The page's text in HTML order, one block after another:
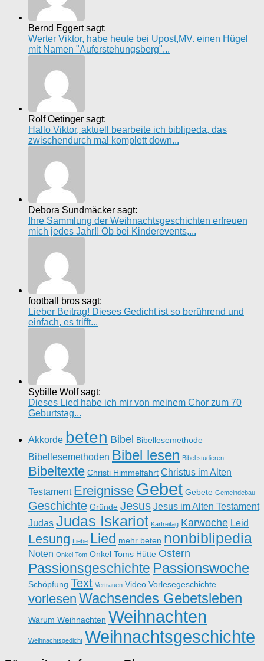
Bernd Eggert sagt:
Werter Viktor, habe heute bei Upost,MV. einen Hügel
mit Namen "Auferstehungsberg"...
Rolf Oetinger sagt:
Hallo Viktor, aktuell bearbeite ich biblipeda, das
zwischendurch mal komplett down...
Debora Sundmäcker sagt:
Ihre Sammlung der Weihnachtsgeschichten erfreuen
mich jedes Jahr!! Ob bei Kinderevents,...
football bros sagt:
Lieber Beitrag! Dieses Gedicht ist so berührend und
einfach, es trifft...
Sybille Wolf sagt:
Dieses Lied habe ich mir von meinem Chor zum 70
Geburtstag...
Akkorde beten Bibel Bibellesemethode
Bibellesemethoden Bibel lesen Bibel studieren
Bibeltexte Christi Himmelfahrt Christus im Alten
Testament Ereignisse Gebet Gebete Gemeindebau
Geschichte Gründe Jesus Jesus im Alten Testament
Judas Judas Iskariot Karfreitag Karwoche Leid
Lesung Liebe Lied mehr beten nonbiblipedia
Noten Onkel Tom Onkel Toms Hütte Ostern
Passionsgeschichte Passionswoche
Schöpfung Text Vertrauen Video Vorlesegeschichte
vorlesen Wachsendes Gebetsleben
Warum Weihnachten Weihnachten
Weihnachtsgedicht Weihnachtsgeschichte